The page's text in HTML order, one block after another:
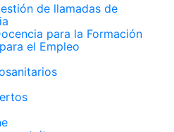
de llamadas de
para la Formación
el Empleo